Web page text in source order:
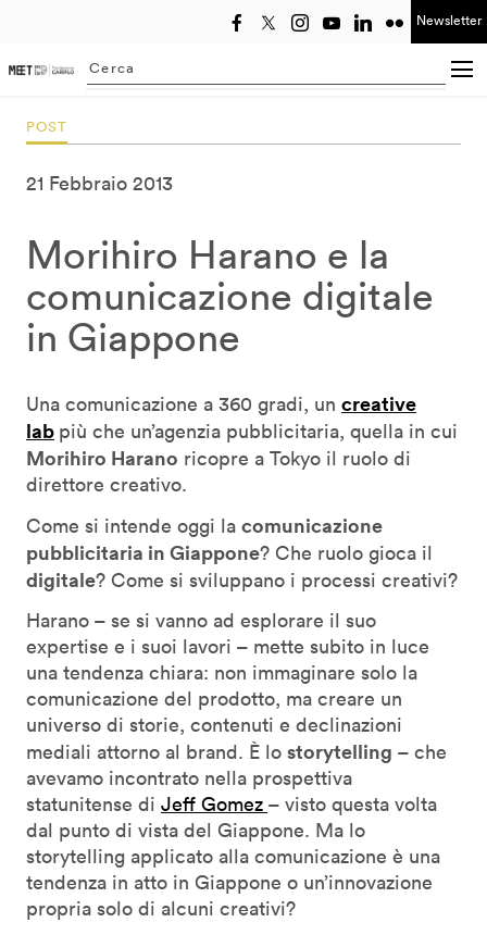
Newsletter
Searching...
POST
21 Febbraio 2013
Morihiro Harano e la
comunicazione digitale
in Giappone
Una comunicazione a 360 gradi, un creative
lab più che un’agenzia pubblicitaria, quella in cui
Morihiro Harano ricopre a Tokyo il ruolo di
direttore creativo.
Come si intende oggi la comunicazione
pubblicitaria in Giappone? Che ruolo gioca il
digitale? Come si sviluppano i processi creativi?
Harano – se si vanno ad esplorare il suo
expertise e i suoi lavori – mette subito in luce
una tendenza chiara: non immaginare solo la
comunicazione del prodotto, ma creare un
universo di storie, contenuti e declinazioni
mediali attorno al brand. È lo storytelling – che
avevamo incontrato nella prospettiva
statunitense di Jeff Gomez – visto questa volta
dal punto di vista del Giappone. Ma lo
storytelling applicato alla comunicazione è una
tendenza in atto in Giappone o un’innovazione
propria solo di alcuni creativi?